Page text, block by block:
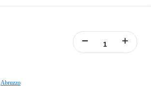
Abruzzo